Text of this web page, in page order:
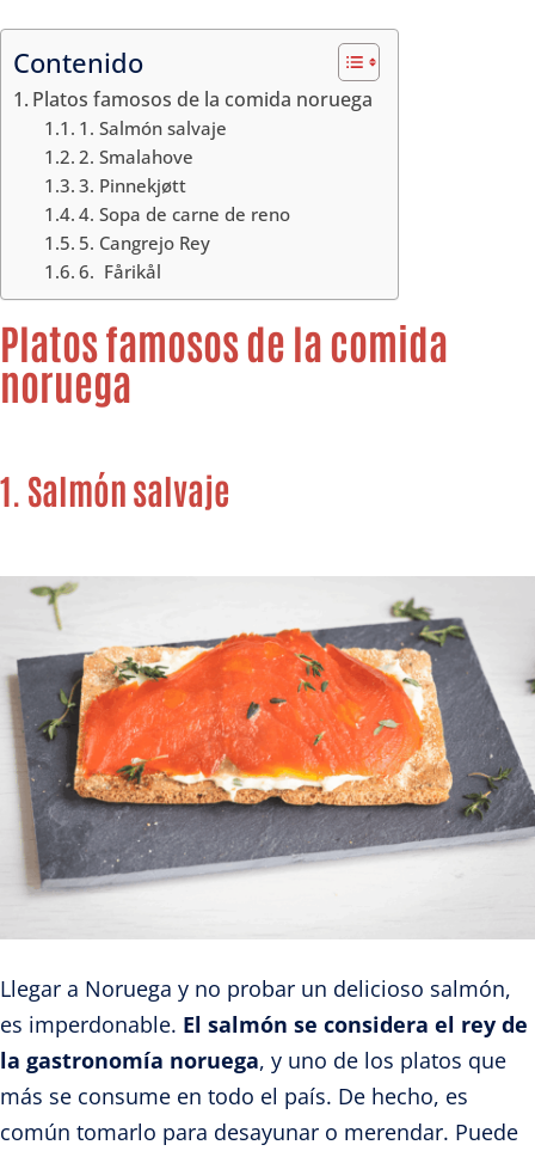
Contenido
Platos famosos de la comida noruega
1. Salmón salvaje
2. Smalahove
3. Pinnekjøtt
4. Sopa de carne de reno
5. Cangrejo Rey
6. Fårikål
Platos famosos de la comida
noruega
1. Salmón salvaje
Llegar a Noruega y no probar un delicioso salmón,
es imperdonable. El salmón se considera el rey de
la gastronomía noruega, y uno de los platos que
más se consume en todo el país. De hecho, es
común tomarlo para desayunar o merendar. Puede